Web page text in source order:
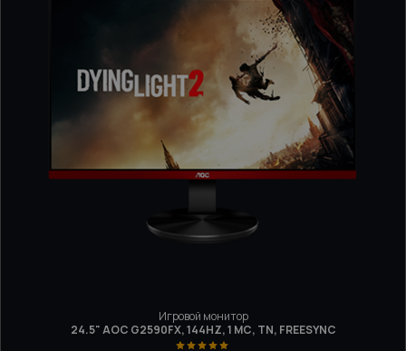
Игровой монитор
24.5" AOC G2590FX, 144HZ, 1 МС, TN, FREESYNC